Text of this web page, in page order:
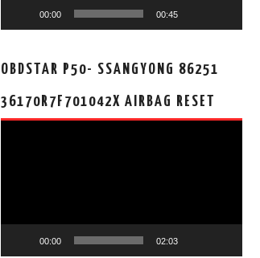
00:00 00:45
OBDSTAR P50- SSANGYONG 86251
36170R7F701042X AIRBAG RESET
00:00 02:03